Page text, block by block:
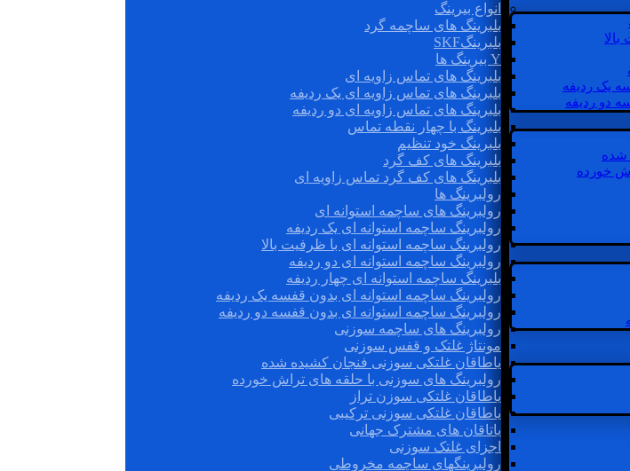
یک ردیفه
دو ردیفه
شده
خورده
انواع بیرینگ
بلبرینگ های ساچمه گرد
بلبرینگSKF
Y بیرینگ ها
بلبرینگ های تماس زاویه ای
بلبرینگ های تماس زاویه ای یک ردیفه
بلبرینگ های تماس زاویه ای دو ردیفه
بلبرینگ با چهار نقطه تماس
بلبرینگ خود تنظیم
بلبرینگ های کف گرد
بلبرینگ های کف گرد تماس زاویه ای
رولبرینگ ها
رولبرینگ های ساچمه استوانه ای
رولبرینگ ساچمه استوانه ای یک ردیفه
رولبرینگ ساچمه استوانه ای با ظرفیت بالا
رولبرینگ ساچمه استوانه ای دو ردیفه
بلبرینگ ساچمه استوانه ای چهار ردیفه
رولبرینگ ساچمه استوانه ای بدون قفسه یک ردیفه
رولبرینگ ساچمه استوانه ای بدون قفسه دو ردیفه
رولبرینگ های ساچمه سوزنی
مونتاژ غلتک و قفس سوزنی
یاطاقان غلتکی سوزنی فنجان کشیده شده
رولبرینگ های سوزنی با حلقه های تراش خورده
یاطاقان غلتکی سوزن تراز
یاطاقان غلتکی سوزنی ترکیبی
یاتاقان های مشترک جهانی
اجزای غلتک سوزنی
رولبرینگهای ساچمه مخروطی